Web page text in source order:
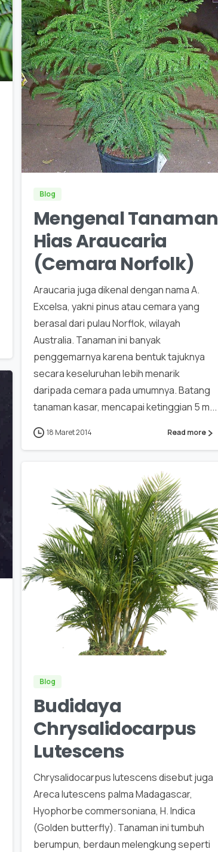
0
Blog
Mengenal Tanaman
Hias Araucaria
(Cemara Norfolk)
Araucaria juga dikenal dengan nama A.
Excelsa, yakni pinus atau cemara yang
berasal dari pulau Norflok, wilayah
Australia. Tanaman ini banyak
penggemarnya karena bentuk tajuknya
secara keseluruhan lebih menarik
daripada cemara pada umumnya. Batang
tanaman kasar, mencapai ketinggian 5 m...
18 Maret 2014 Read more
Blog
Budidaya
Chrysalidocarpus
Lutescens
Chrysalidocarpus lutescens disebut juga
Areca lutescens palma Madagascar,
Hyophorbe commersoniana, H. Indica
(Golden butterfly). Tanaman ini tumbuh
berumpun, berdaun melengkung seperti